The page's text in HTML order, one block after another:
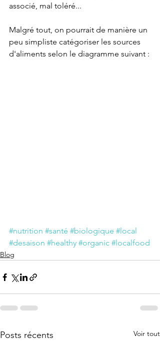
associé, mal toléré...
Malgré tout, on pourrait de manière un
peu simpliste catégoriser les sources
d'aliments selon le diagramme suivant :
#nutrition #santé #biologique #local
#desaison #healthy #organic #localfood
Blog
Posts récents Voir tout